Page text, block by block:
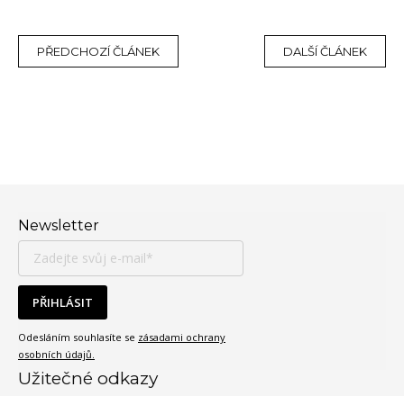
PŘEDCHOZÍ ČLÁNEK DALŠÍ ČLÁNEK
Newsletter
PŘIHLÁSIT
Odesláním souhlasíte se zásadami ochrany
osobních údajů.
Užitečné odkazy